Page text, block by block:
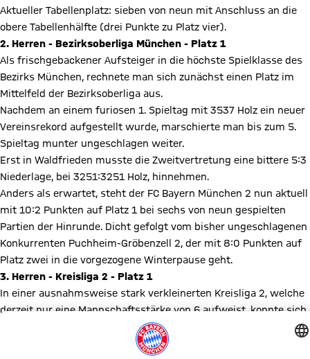
Aktueller Tabellenplatz: sieben von neun mit Anschluss an die
obere Tabellenhälfte (drei Punkte zu Platz vier).
2. Herren - Bezirksoberliga München - Platz 1
Als frischgebackener Aufsteiger in die höchste Spielklasse des
Bezirks München, rechnete man sich zunächst einen Platz im
Mittelfeld der Bezirksoberliga aus.
Nachdem an einem furiosen 1. Spieltag mit 3537 Holz ein neuer
Vereinsrekord aufgestellt wurde, marschierte man bis zum 5.
Spieltag munter ungeschlagen weiter.
Erst in Waldfrieden musste die Zweitvertretung eine bittere 5:3
Niederlage, bei 3251:3251 Holz, hinnehmen.
Anders als erwartet, steht der FC Bayern München 2 nun aktuell
mit 10:2 Punkten auf Platz 1 bei sechs von neun gespielten
Partien der Hinrunde. Dicht gefolgt vom bisher ungeschlagenen
Konkurrenten Puchheim-Gröbenzell 2, der mit 8:0 Punkten auf
Platz zwei in die vorgezogene Winterpause geht.
3. Herren - Kreisliga 2 - Platz 1
In einer ausnahmsweise stark verkleinerten Kreisliga 2, welche
derzeit nur eine Mannschaftsstärke von 6 aufweist, konnte sich
die Drittvertretung bisher hervorragend beweisen.
Mit einer Serie von vier Spielen ohne Niederlage grüßt der FCB 3